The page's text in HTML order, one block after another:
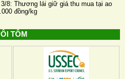
8: Thương lái giữ giá thu mua tại ao
đồng/kg
TÔM